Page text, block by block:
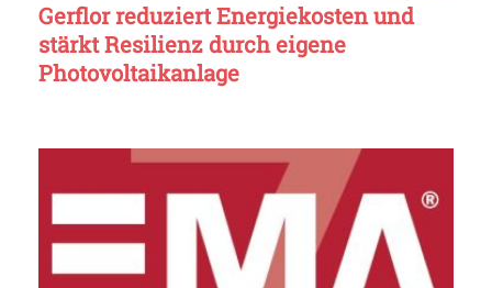
Gerflor reduziert Energiekosten und
stärkt Resilienz durch eigene
Photovoltaikanlage